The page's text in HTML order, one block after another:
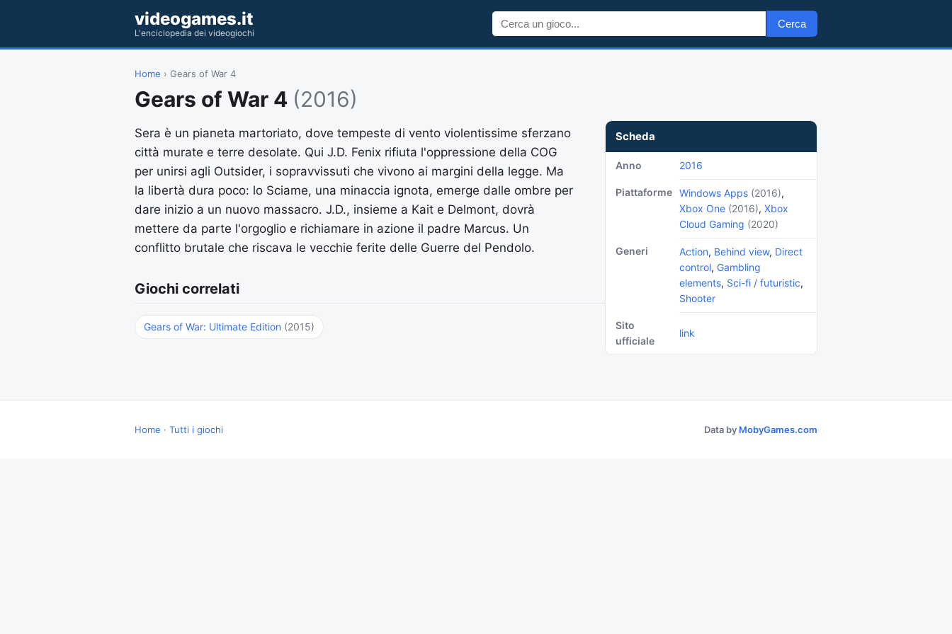
videogames.it
L'enciclopedia dei videogiochi
Cerca
Home › Gears of War 4
Gears of War 4 (2016)
Scheda
Anno 2016
Piattaforme Windows Apps (2016),
Xbox One (2016), Xbox
Cloud Gaming (2020)
Generi Action, Behind view, Direct
control, Gambling
elements, Sci-fi / futuristic,
Shooter
Sito
ufficiale
link
Sera è un pianeta martoriato, dove tempeste di vento violentissime sferzano
città murate e terre desolate. Qui J.D. Fenix rifiuta l'oppressione della COG
per unirsi agli Outsider, i sopravvissuti che vivono ai margini della legge. Ma
la libertà dura poco: lo Sciame, una minaccia ignota, emerge dalle ombre per
dare inizio a un nuovo massacro. J.D., insieme a Kait e Delmont, dovrà
mettere da parte l'orgoglio e richiamare in azione il padre Marcus. Un
conflitto brutale che riscava le vecchie ferite delle Guerre del Pendolo.
Giochi correlati
Gears of War: Ultimate Edition (2015)
Home · Tutti i giochi Data by MobyGames.com